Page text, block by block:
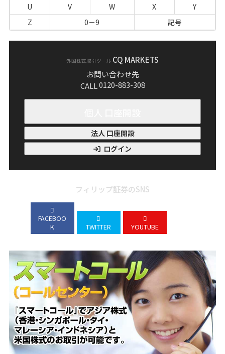
U
V W X
Y
Z
0－9 記号
外国株式取引ツール CQ MARKETS
お問い合わせ先
CALL0120-883-308
法人 口座開設
ログイン
フィリップ証券のSNS
FACEBOO
K
TWITTER YOUTUBE